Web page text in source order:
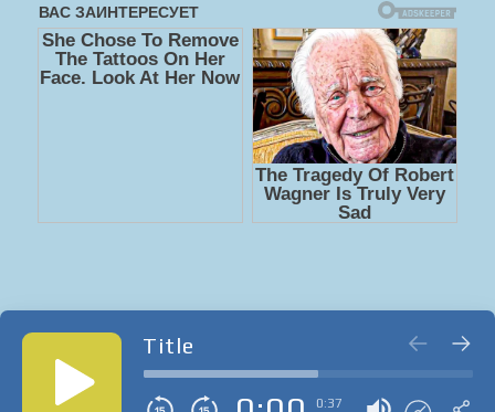
Title
0:37